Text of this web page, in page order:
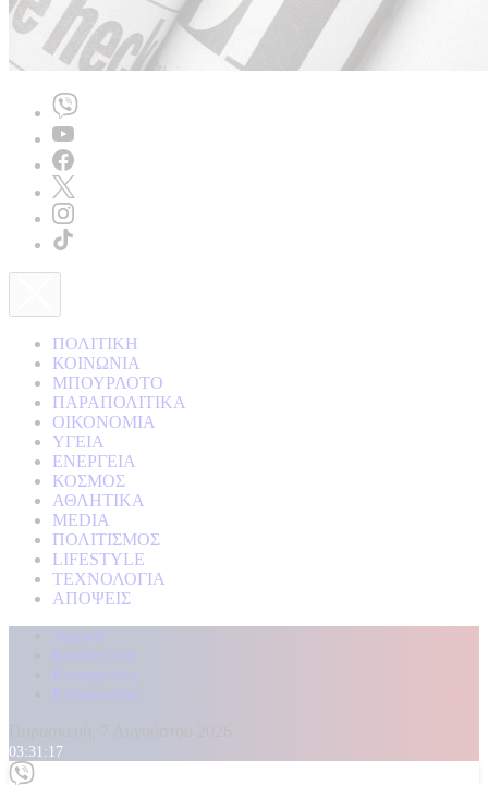
ΠΟΛΙΤΙΚΗ
ΚΟΙΝΩΝΙΑ
ΜΠΟΥΡΛΟΤΟ
ΠΑΡΑΠΟΛΙΤΙΚΑ
ΟΙΚΟΝΟΜΙΑ
ΥΓΕΙΑ
ΕΝΕΡΓΕΙΑ
ΚΟΣΜΟΣ
ΑΘΛΗΤΙΚΑ
MEDIA
ΠΟΛΙΤΙΣΜΟΣ
LIFESTYLE
ΤΕΧΝΟΛΟΓΙΑ
ΑΠΟΨΕΙΣ
Αρχική
Kontra Live
Καταγγελίες
Επικοινωνία
03:31:18